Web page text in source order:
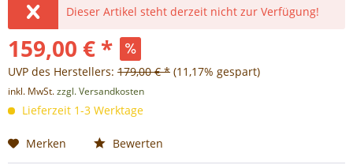
Dieser Artikel steht derzeit nicht zur Verfügung!
159,00 € *
UVP des Herstellers: 179,00 € * (11,17% gespart)
inkl. MwSt.zzgl. Versandkosten
Lieferzeit 1-3 Werktage
Merken Bewerten